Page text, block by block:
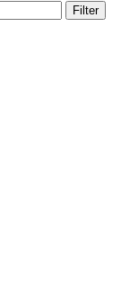
Filter